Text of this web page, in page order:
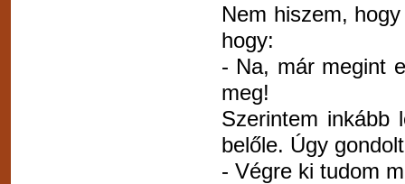
Nem hiszem,
hogy:
- Na, már megint
meg!
Szerintem inkább
belőle. Úgy
- Végre ki tudom